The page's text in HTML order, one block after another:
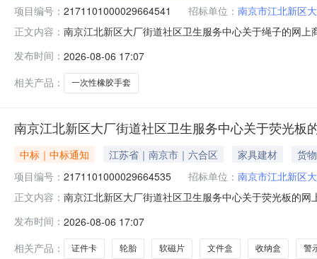
项目编号： 2171101000029664541 招标单位： 南京市江北新区
正文内容： 南京江北新区大厂街道社区卫生服务中心关于绳子的网
信息：项目所在行政区划编码:320192项目所在行政区划
发布时间： 2026-08-06 17:07
相关产品：
一次性橡胶手套
南京江北新区大厂街道社区卫生服务中心关于荧光板
中标｜中标通知 江苏省｜南京市｜六合区 家具建材
货物
项目编号： 2171101000029664535 招标单位： 南京市江北新区
正文内容： 南京江北新区大厂街道社区卫生服务中心关于荧光板的
计划信息：项目所在行政区划编码:320192项目所在行政
发布时间： 2026-08-06 17:07
相关产品：
证件卡 轮胎 软磁片 文件盒 收纳盒 警